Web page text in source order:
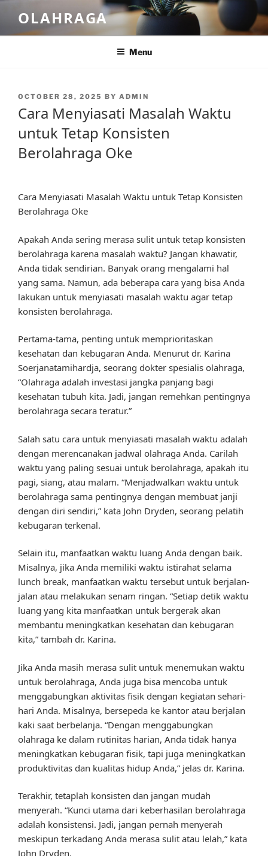
content
OLAHRAGA
Menu
POSTED
OCTOBER 28, 2025 BY ADMIN
Cara Menyiasati Masalah Waktu
untuk Tetap Konsisten
Berolahraga Oke
Cara Menyiasati Masalah Waktu untuk Tetap Konsisten
Berolahraga Oke
Apakah Anda sering merasa sulit untuk tetap konsisten
berolahraga karena masalah waktu? Jangan khawatir,
Anda tidak sendirian. Banyak orang mengalami hal
yang sama. Namun, ada beberapa cara yang bisa Anda
lakukan untuk menyiasati masalah waktu agar tetap
konsisten berolahraga.
Pertama-tama, penting untuk memprioritaskan
kesehatan dan kebugaran Anda. Menurut dr. Karina
Soerjanatamihardja, seorang dokter spesialis olahraga,
“Olahraga adalah investasi jangka panjang bagi
kesehatan tubuh kita. Jadi, jangan remehkan pentingnya
berolahraga secara teratur.”
Salah satu cara untuk menyiasati masalah waktu adalah
dengan merencanakan jadwal olahraga Anda. Carilah
waktu yang paling sesuai untuk berolahraga, apakah itu
pagi, siang, atau malam. “Menjadwalkan waktu untuk
berolahraga sama pentingnya dengan membuat janji
dengan diri sendiri,” kata John Dryden, seorang pelatih
kebugaran terkenal.
Selain itu, manfaatkan waktu luang Anda dengan baik.
Misalnya, jika Anda memiliki waktu istirahat selama
lunch break, manfaatkan waktu tersebut untuk berjalan-
jalan atau melakukan senam ringan. “Setiap detik waktu
luang yang kita manfaatkan untuk bergerak akan
membantu meningkatkan kesehatan dan kebugaran
kita,” tambah dr. Karina.
Jika Anda masih merasa sulit untuk menemukan waktu
untuk berolahraga, Anda juga bisa mencoba untuk
menggabungkan aktivitas fisik dengan kegiatan sehari-
hari Anda. Misalnya, bersepeda ke kantor atau berjalan
kaki saat berbelanja. “Dengan menggabungkan
olahraga ke dalam rutinitas harian, Anda tidak hanya
meningkatkan kebugaran fisik, tapi juga meningkatkan
produktivitas dan kualitas hidup Anda,” jelas dr. Karina.
Terakhir, tetaplah konsisten dan jangan mudah
menyerah. “Kunci utama dari keberhasilan berolahraga
adalah konsistensi. Jadi, jangan pernah menyerah
meskipun terkadang Anda merasa sulit atau lelah,” kata
John Dryden.